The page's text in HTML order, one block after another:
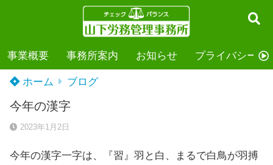
事業概要 事務所案内 お知らせ プライバシーポ
ホーム ブログ
今年の漢字
2023年1月2日
今年の漢字一字は、『習』羽と白、まるで白鳥が羽搏